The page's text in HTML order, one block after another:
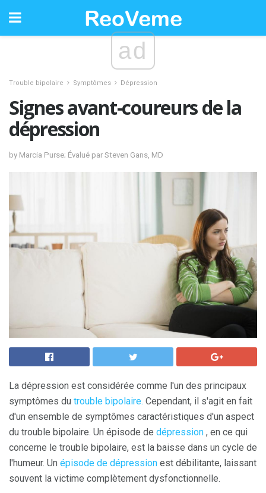
ad
Trouble bipolaire Symptômes Dépression
Signes avant-coureurs de la
dépression
by Marcia Purse; Évalué par Steven Gans, MD
La dépression est considérée comme l'un des principaux
symptômes du trouble bipolaire. Cependant, il s'agit en fait
d'un ensemble de symptômes caractéristiques d'un aspect
du trouble bipolaire. Un épisode de dépression , en ce qui
concerne le trouble bipolaire, est la baisse dans un cycle de
l'humeur. Un épisode de dépression est débilitante, laissant
souvent la victime complètement dysfonctionnelle.